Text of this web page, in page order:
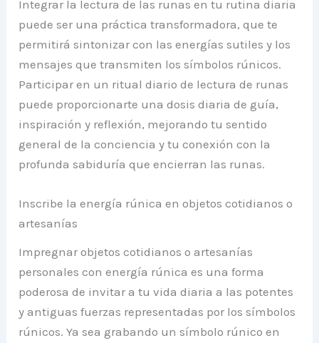
Integrar la lectura de las runas en tu rutina diaria
puede ser una práctica transformadora, que te
permitirá sintonizar con las energías sutiles y los
mensajes que transmiten los símbolos rúnicos.
Participar en un ritual diario de lectura de runas
puede proporcionarte una dosis diaria de guía,
inspiración y reflexión, mejorando tu sentido
general de la conciencia y tu conexión con la
profunda sabiduría que encierran las runas.
Inscribe la energía rúnica en objetos cotidianos o
artesanías
Impregnar objetos cotidianos o artesanías
personales con energía rúnica es una forma
poderosa de invitar a tu vida diaria a las potentes
y antiguas fuerzas representadas por los símbolos
rúnicos. Ya sea grabando un símbolo rúnico en